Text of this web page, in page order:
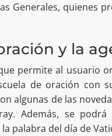
Generales, quienes
y la
permite al usuario
de oración con
algunas de las
Además, se
palabra del día de